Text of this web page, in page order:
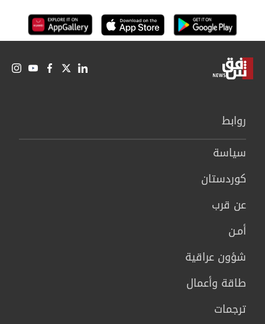
روابط
سیاسة
كوردستان
عن قرب
أمـن
شؤون عراقية
طاقة وأعمال
ترجمات